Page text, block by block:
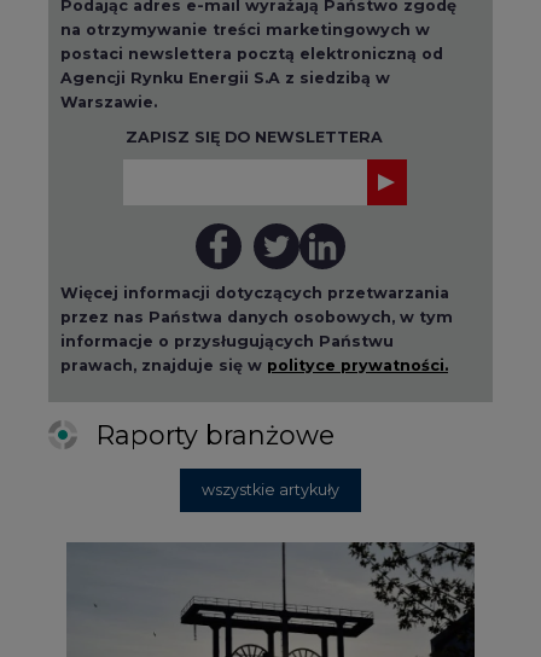
na otrzymywanie treści marketingowych w
postaci newslettera pocztą elektroniczną od
Agencji Rynku Energii S.A z siedzibą w
Warszawie.
ZAPISZ SIĘ DO NEWSLETTERA
Więcej informacji dotyczących przetwarzania
przez nas Państwa danych osobowych, w tym
informacje o przysługujących Państwu
prawach, znajduje się w polityce prywatności.
Raporty branżowe
wszystkie artykuły